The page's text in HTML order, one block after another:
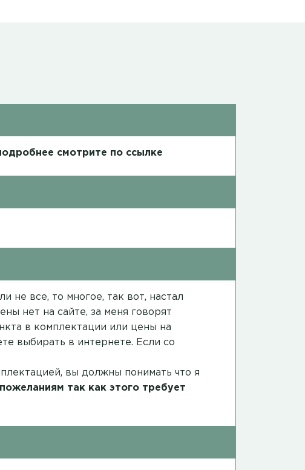
смотрите по ссылке
не все, то многое, так вот, настал
нет на сайте, за меня говорят
в комплектации или цены на
выбирать в интернете. Если со
вы должны понимать что я
так как этого требует